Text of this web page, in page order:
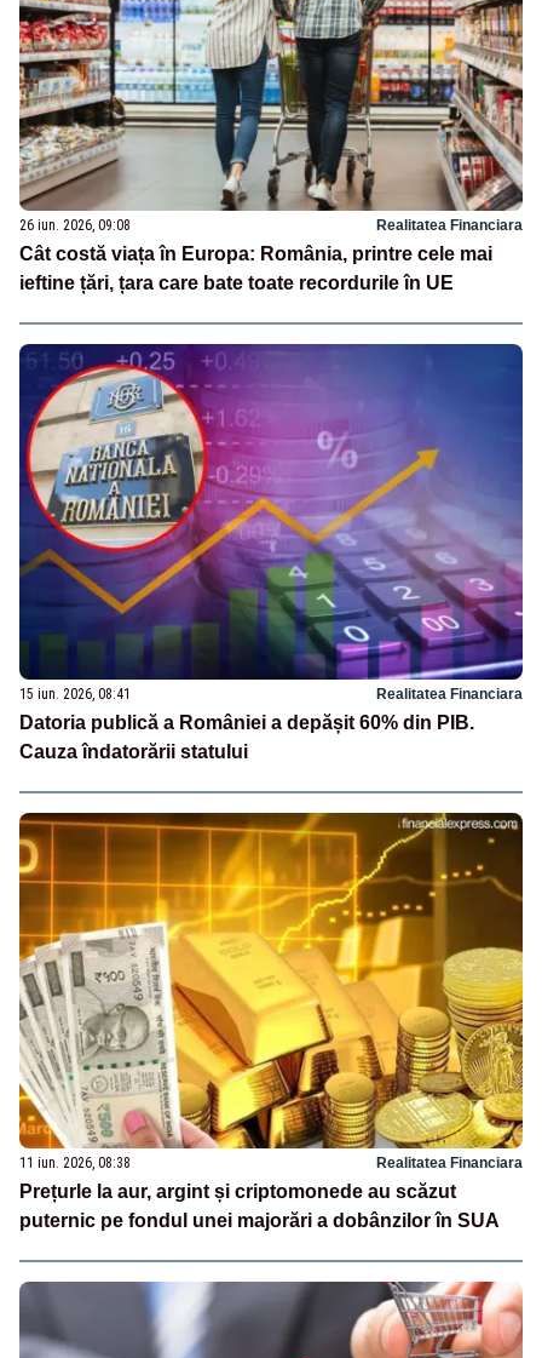
26 iun. 2026, 09:08 Realitatea Financiara
Cât costă viața în Europa: România, printre cele mai
ieftine țări, țara care bate toate recordurile în UE
15 iun. 2026, 08:41 Realitatea Financiara
Datoria publică a României a depășit 60% din PIB.
Cauza îndatorării statului
11 iun. 2026, 08:38 Realitatea Financiara
Prețurle la aur, argint și criptomonede au scăzut
puternic pe fondul unei majorări a dobânzilor în SUA